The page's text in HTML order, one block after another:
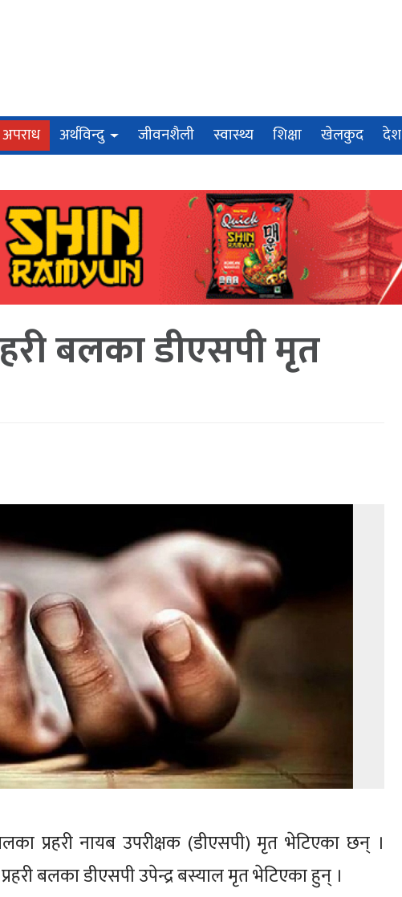
अपराध अर्थविन्दु जीवनशैली स्वास्थ्य शिक्षा खेलकुद देश
बलका डीएसपी मृत
प्रहरी नायब उपरीक्षक (डीएसपी) मृत भेटिएका छन् ।
बलका डीएसपी उपेन्द्र बस्याल मृत भेटिएका हुन् ।